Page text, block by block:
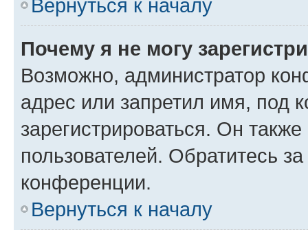
Вернуться к началу
Почему я не могу
Возможно, администратор
адрес или запретил имя, под
зарегистрироваться. Он
пользователей. Обратитесь
конференции.
Вернуться к началу